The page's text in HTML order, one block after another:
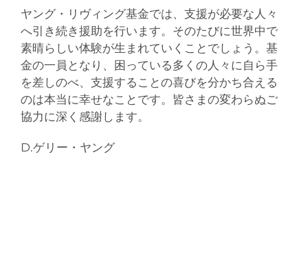
ヤング・リヴィング基金では、支援が必要な人々
へ引き続き援助を行います。そのたびに世界中で
素晴らしい体験が生まれていくことでしょう。基
金の一員となり、困っている多くの人々に自ら手
を差しのべ、支援することの喜びを分かち合える
のは本当に幸せなことです。皆さまの変わらぬご
協力に深く感謝します。
D.ゲリー・ヤング